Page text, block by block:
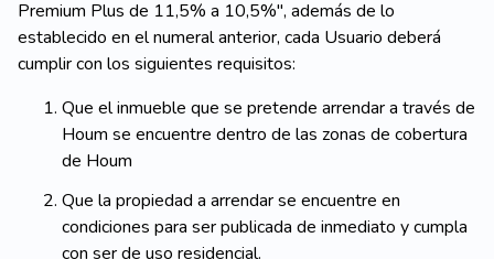
Premium Plus de 11,5% a 10,5%", además de lo
establecido en el numeral anterior, cada Usuario deberá
cumplir con los siguientes requisitos:
Que el inmueble que se pretende arrendar a través de
Houm se encuentre dentro de las zonas de cobertura
de Houm
Que la propiedad a arrendar se encuentre en
condiciones para ser publicada de inmediato y cumpla
con ser de uso residencial.